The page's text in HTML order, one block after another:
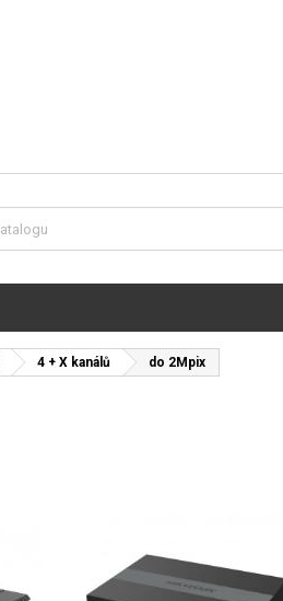
4 + X kanálů do 2Mpix